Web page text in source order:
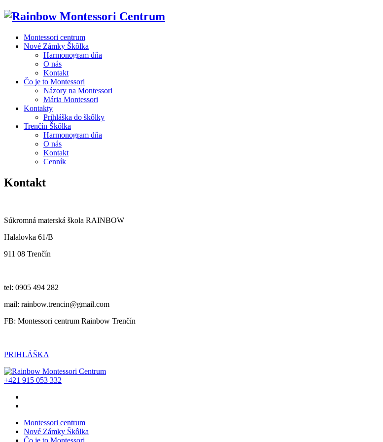
Montessori centrum
Nové Zámky Škôlka
Harmonogram dňa
O nás
Kontakt
Čo je to Montessori
Názory na Montessori
Mária Montessori
Kontakty
Prihláška do škôlky
Trenčín Škôlka
Harmonogram dňa
O nás
Kontakt
Cenník
Kontakt
Súkromná materská škola RAINBOW
Halalovka 61/B
911 08 Trenčín
tel: 0905 494 282
mail: rainbow.trencin@gmail.com
FB: Montessori centrum Rainbow Trenčín
PRIHLÁŠKA
+421 915 053 332
Montessori centrum
Nové Zámky Škôlka
Čo je to Montessori